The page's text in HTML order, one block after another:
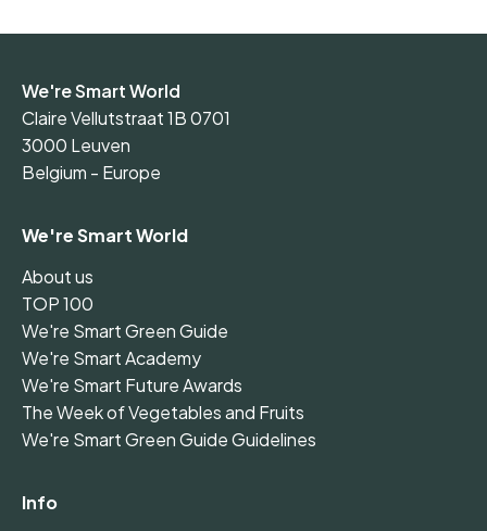
We're Smart World
Claire Vellutstraat 1B 0701
3000 Leuven
Belgium - Europe
We're Smart World
About us
TOP 100
We're Smart Green Guide
We're Smart Academy
We're Smart Future Awards
The Week of Vegetables and Fruits
We're Smart Green Guide Guidelines
Info